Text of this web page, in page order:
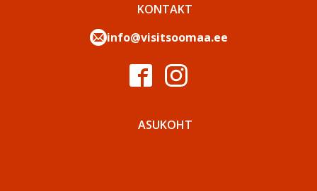
KONTAKT
info@visitsoomaa.ee
ASUKOHT